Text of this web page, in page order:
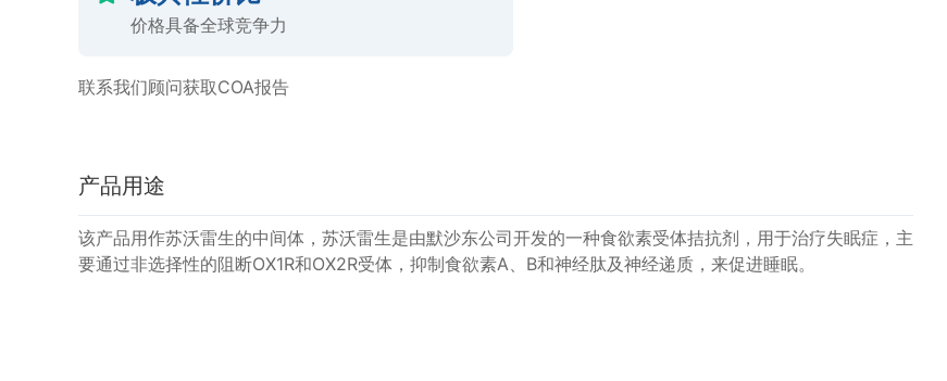
价格具备全球竞争力
联系我们顾问获取COA报告
产品用途
该产品用作苏沃雷生的中间体，苏沃雷生是由默沙东公司开发的一种食欲素受体拮抗剂，用于治疗失眠症，主
要通过非选择性的阻断OX1R和OX2R受体，抑制食欲素A、B和神经肽及神经递质，来促进睡眠。